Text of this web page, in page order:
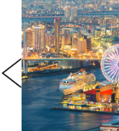
Previous